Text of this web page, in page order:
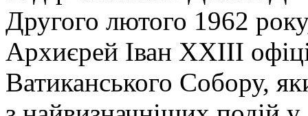
Другого лютого 1962
Архиєрей Іван XXIII
Ватиканського Собору,